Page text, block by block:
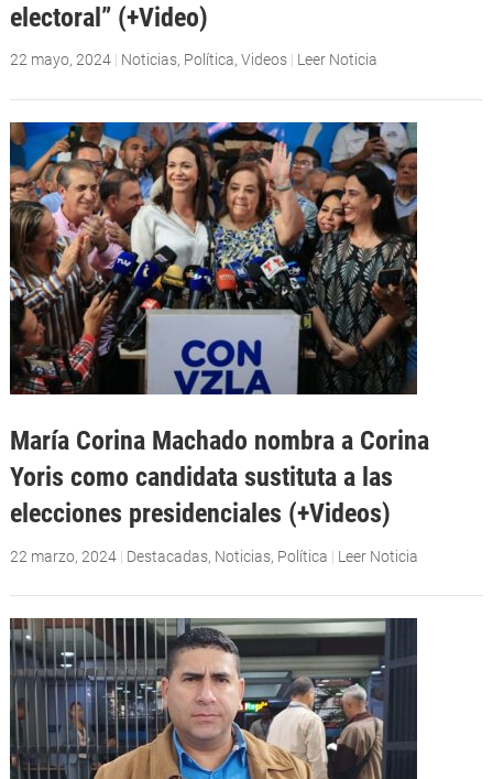
electoral” (+Video)
22 mayo, 2024| Noticias, Política, Videos | Leer Noticia
María Corina Machado nombra a Corina
Yoris como candidata sustituta a las
elecciones presidenciales (+Videos)
22 marzo, 2024| Destacadas, Noticias, Política | Leer Noticia